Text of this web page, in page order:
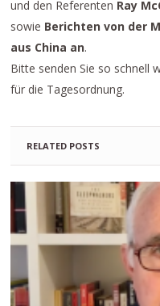
und den Referenten Ray
sowie Berichten von der
aus China an.
Bitte senden Sie so schnell
für die Tagesordnung.
RELATED POSTS